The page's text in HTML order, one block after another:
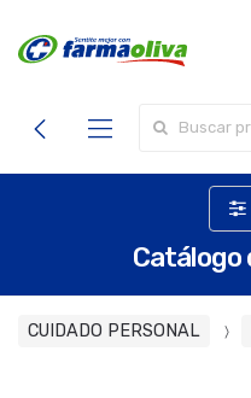
Catálogo
CUIDADO PERSONAL